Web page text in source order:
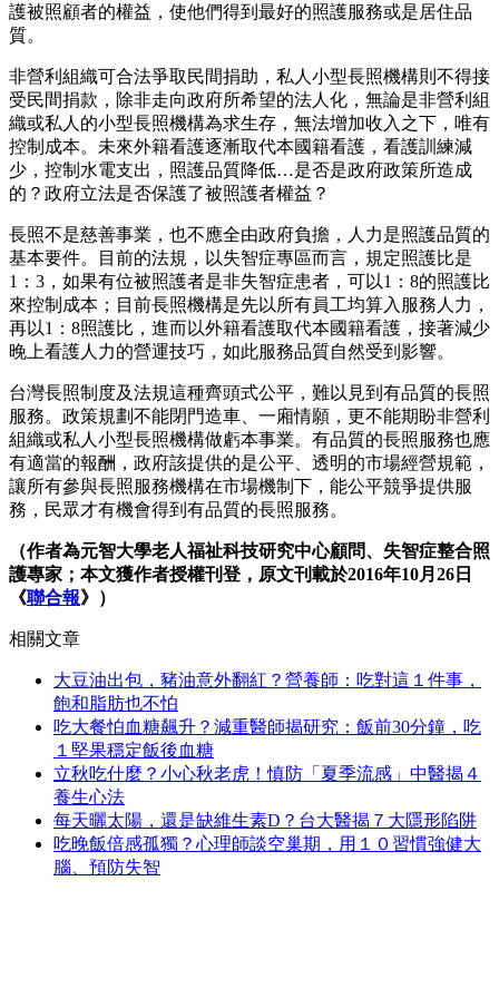
護被照顧者的權益，使他們得到最好的照護服務或是居住品
質。
非營利組織可合法爭取民間捐助，私人小型長照機構則不得接
受民間捐款，除非走向政府所希望的法人化，無論是非營利組
織或私人的小型長照機構為求生存，無法增加收入之下，唯有
控制成本。未來外籍看護逐漸取代本國籍看護，看護訓練減
少，控制水電支出，照護品質降低…是否是政府政策所造成
的？政府立法是否保護了被照護者權益？
長照不是慈善事業，也不應全由政府負擔，人力是照護品質的
基本要件。目前的法規，以失智症專區而言，規定照護比是
1：3，如果有位被照護者是非失智症患者，可以1：8的照護比
來控制成本；目前長照機構是先以所有員工均算入服務人力，
再以1：8照護比，進而以外籍看護取代本國籍看護，接著減少
晚上看護人力的營運技巧，如此服務品質自然受到影響。
台灣長照制度及法規這種齊頭式公平，難以見到有品質的長照
服務。政策規劃不能閉門造車、一廂情願，更不能期盼非營利
組織或私人小型長照機構做虧本事業。有品質的長照服務也應
有適當的報酬，政府該提供的是公平、透明的市場經營規範，
讓所有參與長照服務機構在市場機制下，能公平競爭提供服
務，民眾才有機會得到有品質的長照服務。
（作者為元智大學老人福祉科技研究中心顧問、失智症整合照
護專家；本文獲作者授權刊登，原文刊載於2016年10月26日
《聯合報》）
相關文章
大豆油出包，豬油意外翻紅？營養師：吃對這１件事，
飽和脂肪也不怕
吃大餐怕血糖飆升？減重醫師揭研究：飯前30分鐘，吃
１堅果穩定飯後血糖
立秋吃什麼？小心秋老虎！慎防「夏季流感」中醫揭４
養生心法
每天曬太陽，還是缺維生素D？台大醫揭７大隱形陷阱
吃晚飯倍感孤獨？心理師談空巢期，用１０習慣強健大
腦、預防失智